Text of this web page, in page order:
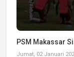
PSM Makassar
Jumat, 02 Januari